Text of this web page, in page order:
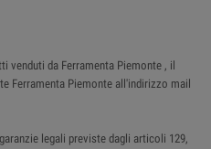
da Ferramenta Piemonte , il
Ferramenta Piemonte all'indirizzo mail
legali previste dagli articoli 129,